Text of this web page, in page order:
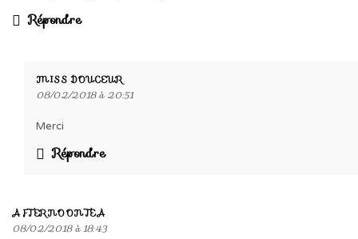
Répondre
MISS DOUCEUR
08/02/2018 à 20:51
Merci
Répondre
AFTERNOONTEA
08/02/2018 à 18:43